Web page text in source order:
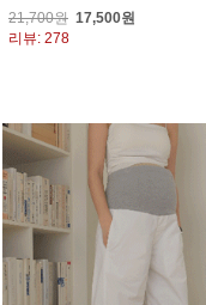
21,700원 17,500원
리뷰: 278